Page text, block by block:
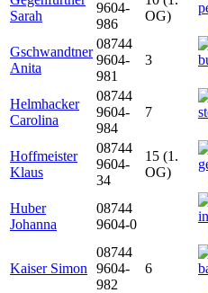
Sarah
9604-
986
OG)
Gschwandtner
Anita
08744
9604-
981
3
Helmhacker
Carolina
08744
9604-
984
7
Hoffmeister
Klaus
08744
9604-
34
15 (1.
OG)
Huber
Johanna
08744
9604-0
Kaiser Simon
08744
9604-
982
6